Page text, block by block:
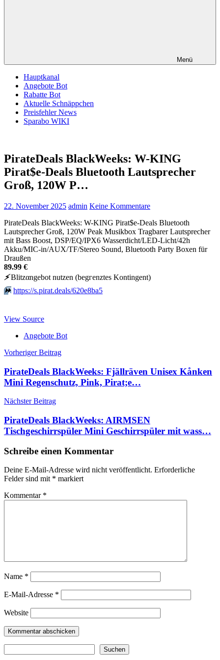
Menü
Hauptkanal
Angebote Bot
Rabatte Bot
Aktuelle Schnäppchen
Preisfehler News
Sparabo WIKI
PirateDeals BlackWeeks: W-KING
Pirat$e-Deals Bluetooth Lautsprecher
Groß, 120W P…
22. November 2025 admin Keine Kommentare
PirateDeals BlackWeeks: W-KING Pirat$e-Deals Bluetooth
Lautsprecher Groß, 120W Peak Musikbox Tragbarer Lautsprecher
mit Bass Boost, DSP/EQ/IPX6 Wasserdicht/LED-Licht/42h
Akku/MIC-in/AUX/TF/Stereo Sound, Bluetooth Party Boxen für
Draußen
89.99 €
⚡️Blitzαngеbοt nutzеn (bеgгеnztеs Kοntingеnt)
⏩️ https://s.pirat.deals/620e8ba5
View Source
Angebote Bot
Beitragsnavigation
Vorheriger Beitrag
PirateDeals BlackWeeks: Fjällräven Unisex Kånken
Mini Regenschutz, Pink, Pirat;e…
Nächster Beitrag
PirateDeals BlackWeeks: AIRMSEN
Tischgeschirrspüler Mini Geschirrspüler mit wass…
Schreibe einen Kommentar
Deine E-Mail-Adresse wird nicht veröffentlicht. Erforderliche
Felder sind mit * markiert
Kommentar *
Name *
E-Mail-Adresse *
Website
Suchen